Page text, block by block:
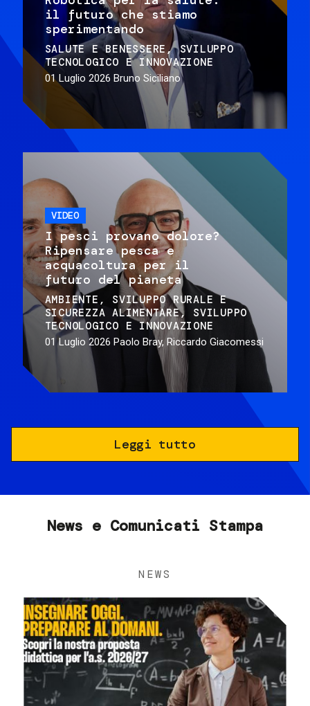
il futuro che stiamo
sperimentando
SALUTE E BENESSERE
SVILUPPO
TECNOLOGICO E INNOVAZIONE
01 Luglio 2026 Bruno Siciliano
VIDEO
I pesci provano dolore?
Ripensare pesca e
acquacoltura per il
futuro del pianeta
AMBIENTE
SVILUPPO RURALE E
SICUREZZA ALIMENTARE
SVILUPPO
TECNOLOGICO E INNOVAZIONE
01 Luglio 2026 Paolo Bray, Riccardo Giacomessi
Leggi tutto
News e Comunicati Stampa
NEWS